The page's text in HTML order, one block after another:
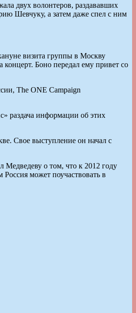
двух волонтеров, раздававших
Шевчуку, а затем даже спел с ним
визита группы в Москву
Боно передал ему привет со
The ONE Campaign
раздача информации об этих
Свое выступление он начал с
о том, что к 2012 году
может поучаствовать в